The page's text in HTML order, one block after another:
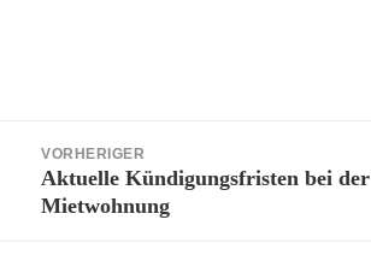
VORHERIGER
Vorheriger
Beitrag:
Aktuelle Kündigungsfristen bei der
Mietwohnung